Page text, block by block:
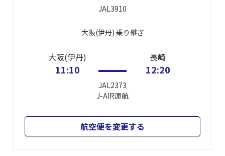
JAL3910
大阪(伊丹) 乗り継ぎ
大阪(伊丹)
11:10
JAL2373
J-AIR運航
長崎
12:20
航空便を変更する